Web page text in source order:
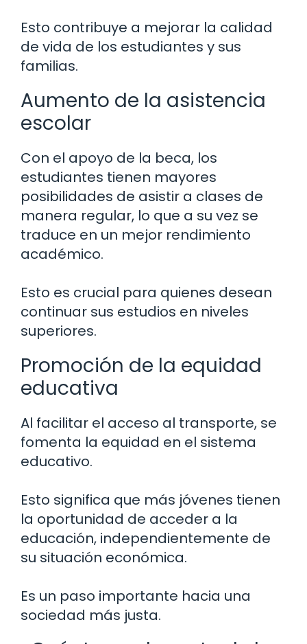
Esto contribuye a mejorar la calidad
de vida de los estudiantes y sus
familias.
Aumento de la asistencia
escolar
Con el apoyo de la beca, los
estudiantes tienen mayores
posibilidades de asistir a clases de
manera regular, lo que a su vez se
traduce en un mejor rendimiento
académico.
Esto es crucial para quienes desean
continuar sus estudios en niveles
superiores.
Promoción de la equidad
educativa
Al facilitar el acceso al transporte, se
fomenta la equidad en el sistema
educativo.
Esto significa que más jóvenes tienen
la oportunidad de acceder a la
educación, independientemente de
su situación económica.
Es un paso importante hacia una
sociedad más justa.